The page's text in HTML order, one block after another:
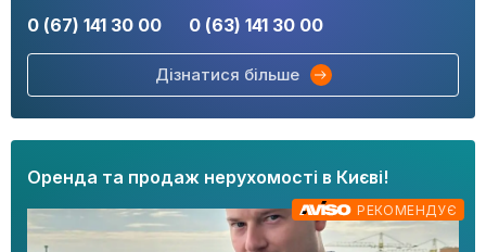
0 (67) 141 30 00 0 (63) 141 30 00
Дізнатися більше
Оренда та продаж нерухомості в Києві!
РЕКОМЕНДУЄ